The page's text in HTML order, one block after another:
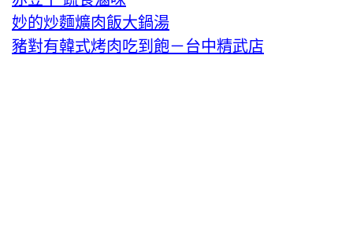
妙的炒麵爌肉飯大鍋湯
豬對有韓式烤肉吃到飽－台中精武店